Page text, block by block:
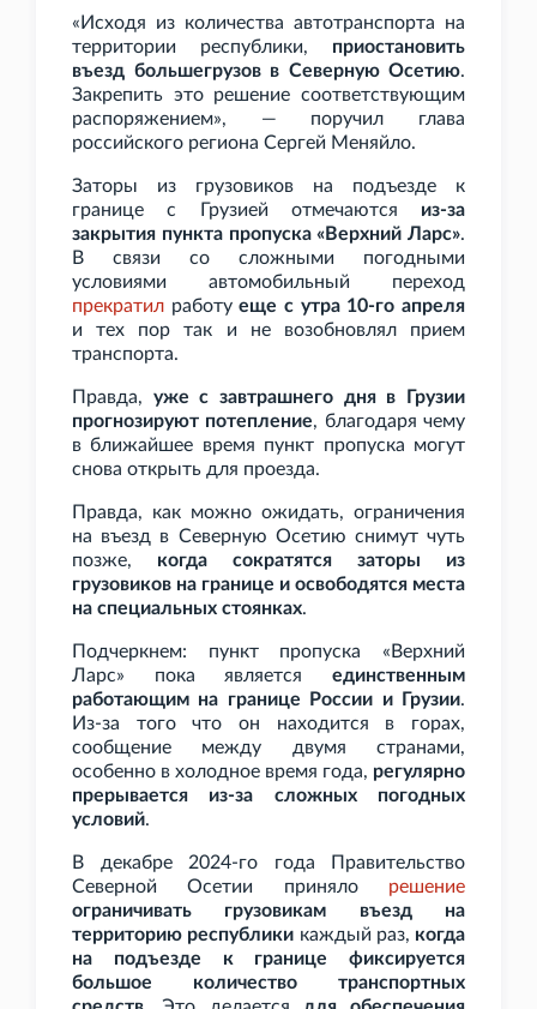
«Исходя из количества автотранспорта на
территории республики, приостановить
въезд большегрузов в Северную Осетию.
Закрепить это решение соответствующим
распоряжением», — поручил глава
российского региона Сергей Меняйло.
Заторы из грузовиков на подъезде к
границе с Грузией отмечаются из-за
закрытия пункта пропуска «Верхний Ларс».
В связи со сложными погодными
условиями автомобильный переход
прекратил работуеще с утра 10-го апреля
и тех пор так и не возобновлял прием
транспорта.
Правда, уже с завтрашнего дня в Грузии
прогнозируют потепление, благодаря чему
в ближайшее время пункт пропуска могут
снова открыть для проезда.
Правда, как можно ожидать, ограничения
на въезд в Северную Осетию снимут чуть
позже, когда сократятся заторы из
грузовиков на границе и освободятся места
на специальных стоянках.
Подчеркнем: пункт пропуска «Верхний
Ларс» пока является единственным
работающим на границе России и Грузии.
Из-за того что он находится в горах,
сообщение между двумя странами,
особенно в холодное время года, регулярно
прерывается из-за сложных погодных
условий.
В декабре 2024-го года Правительство
Северной Осетии приняло решение
ограничивать грузовикам въезд на
территорию республики каждый раз, когда
на подъезде к границе фиксируется
большое количество транспортных